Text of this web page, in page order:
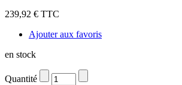
239,92 € TTC
Ajouter aux favoris
en stock
Quantité